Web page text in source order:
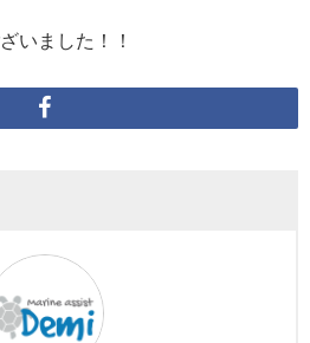
いました！！